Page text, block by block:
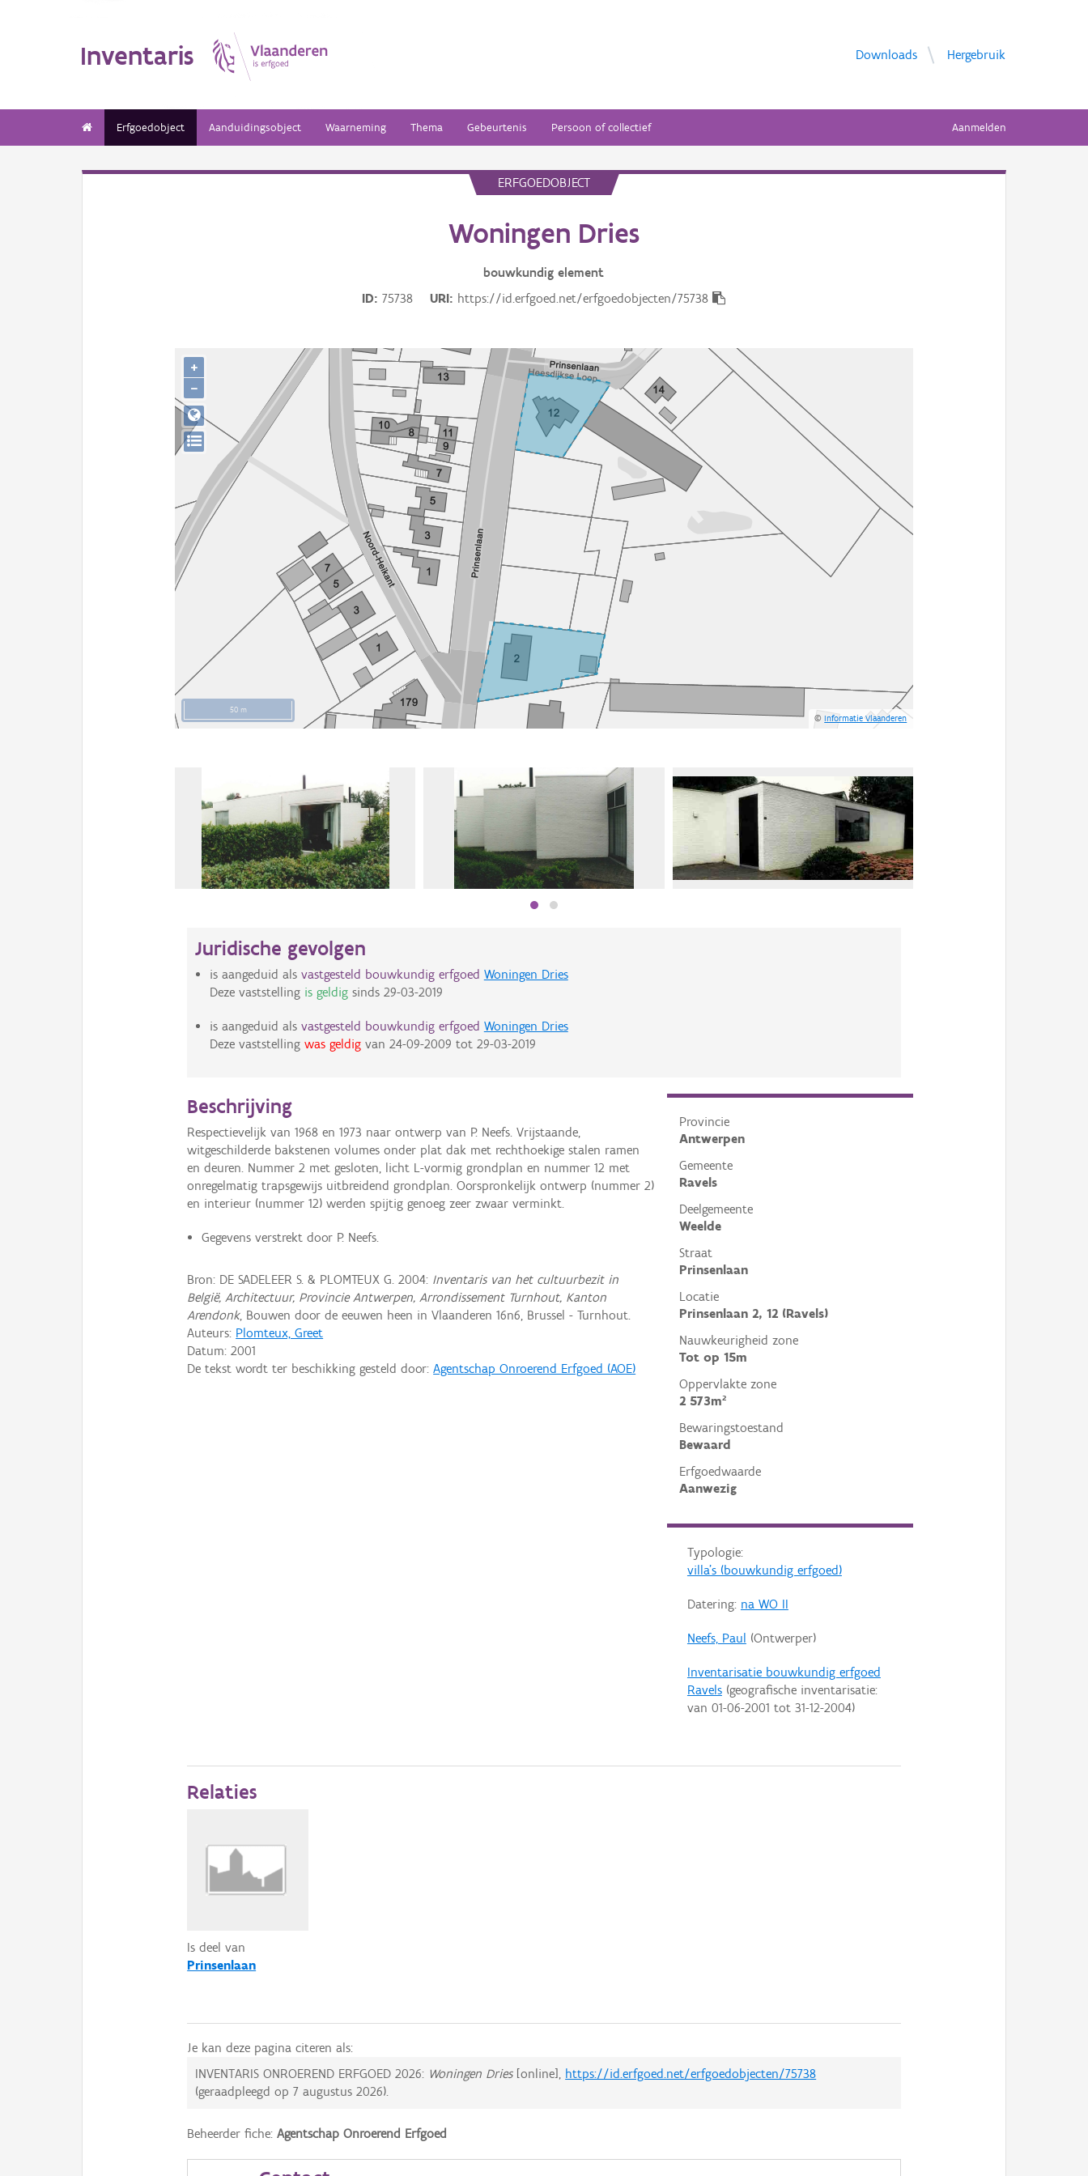
Inventaris Downloads Hergebruik
Erfgoedobject Aanduidingsobject Waarneming Thema Gebeurtenis Persoon of collectief Aanmelden
ERFGOEDOBJECT
Woningen Dries
bouwkundig element
ID
75738 URI https://id.erfgoed.net/erfgoedobjecten/75738
50 m
©Informatie Vlaanderen
+
−
Juridische gevolgen
is aangeduid als vastgesteld bouwkundig erfgoed Woningen Dries
Deze vaststelling is geldigsinds 29-03-2019
is aangeduid als vastgesteld bouwkundig erfgoed Woningen Dries
Deze vaststelling was geldigvan 24-09-2009 tot 29-03-2019
Provincie
Antwerpen
Gemeente
Ravels
Deelgemeente
Weelde
Straat
Prinsenlaan
Locatie
Prinsenlaan 2, 12 (Ravels)
Nauwkeurigheid zone
Tot op 15m
Oppervlakte zone
2 573m²
Bewaringstoestand
Bewaard
Erfgoedwaarde
Aanwezig
Typologie:
villa's (bouwkundig erfgoed)
Datering: na WO II
Neefs, Paul (Ontwerper)
Inventarisatie bouwkundig erfgoed
Ravels(geografische inventarisatie:
van 01-06-2001 tot 31-12-2004)
Beschrijving
Respectievelijk van 1968 en 1973 naar ontwerp van P. Neefs. Vrijstaande,
witgeschilderde bakstenen volumes onder plat dak met rechthoekige stalen ramen
en deuren. Nummer 2 met gesloten, licht L-vormig grondplan en nummer 12 met
onregelmatig trapsgewijs uitbreidend grondplan. Oorspronkelijk ontwerp (nummer 2)
en interieur (nummer 12) werden spijtig genoeg zeer zwaar verminkt.
Gegevens verstrekt door P. Neefs.
Bron: DE SADELEER S. & PLOMTEUX G. 2004: Inventaris van het cultuurbezit in
België, Architectuur, Provincie Antwerpen, Arrondissement Turnhout, Kanton
Arendonk, Bouwen door de eeuwen heen in Vlaanderen 16n6, Brussel - Turnhout.
Auteurs: Plomteux, Greet
Datum:2001
De tekst wordt ter beschikking gesteld door:Agentschap Onroerend Erfgoed (AOE)
Relaties
Is deel van
Prinsenlaan
Je kan deze pagina citeren als:
INVENTARIS ONROEREND ERFGOED 2026: Woningen Dries[online], https://id.erfgoed.net/erfgoedobjecten/75738
(geraadpleegd op7 augustus 2026).
Beheerder fiche:Agentschap Onroerend Erfgoed